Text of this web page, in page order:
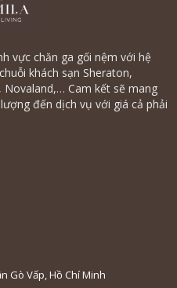
vực chăn ga gối nệm với hệ
khách sạn Sheraton,
Novaland,… Cam kết sẽ mang
đến dịch vụ với giá cả phải
Gò Vấp, Hồ Chí Minh